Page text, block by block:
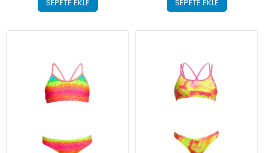
SEPETE EKLE SEPETE EKLE